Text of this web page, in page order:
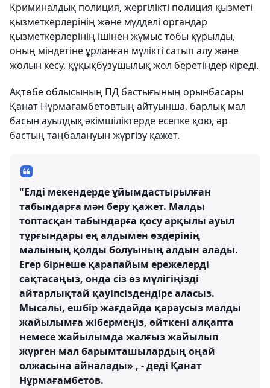
Криминалдық полиция, жергілікті полиция қызметі
қызметкерлерінің және мүдделі органдар
қызметкерлерінің ішінен жұмыс тобы құрылды,
оның міндетіне ұрланған мүлікті сатып алу және
жолын кесу, құқықбұзушылық жол беретіндер кіреді.
Ақтөбе облысының ПД бастығының орынбасары
Қанат Нұрмағамбетовтың айтуынша, барлық мал
басын ауылдық әкімшіліктерде есепке қою, әр
бастың таңбалануын жүргізу қажет.
"Елді мекендерде ұйымдастырылған
табындарға мән беру қажет. Малды
топтасқан табындарға қосу арқылы ауыл
тұрғындары ең алдымен өздерінің
малының қолды болуының алдын алады.
Егер бірнеше қарапайым ережелерді
сақтасаңыз, онда сіз өз мүлігіңізді
айтарлықтай қауіпсіздендіре аласыз.
Мысалы, ешбір жағдайда қараусыз малды
жайылымға жібермеңіз, өйткені алқапта
немесе жайылымда жалғыз жайылып
жүрген мал барымташылардың оңай
олжасына айналады» , - деді Қанат
Нұрмағамбетов.